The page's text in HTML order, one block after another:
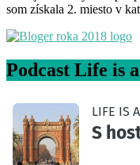
som získala 2. miesto v
Podcast Life is